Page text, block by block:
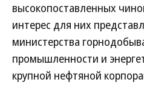
высокопоставленных
интерес для них
министерства
промышленности и
крупной нефтяной